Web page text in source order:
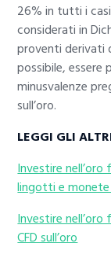
26% in tutti i
considerati in
proventi derivati
possibile,
minusvalenze
sull’oro.
LEGGI GLI
Investire
lingotti e
Investire
CFD sull’oro